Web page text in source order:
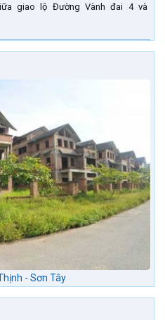
giao lộ Đường Vành đai 4 và
- Sơn Tây